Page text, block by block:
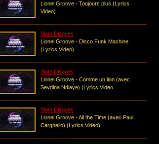
Lionel Groove - Toujours plus (Lyrics
Video)
Slam Disques
Lionel Groove - Disco Funk Machine
(Lyrics Video)
Slam Disques
Lionel Groove - Comme un lion (avec
Seydina Ndiaye) (Lyrics Video...
Slam Disques
Lionel Groove - All the Time (avec Paul
Cargnello) (Lyrics Video)